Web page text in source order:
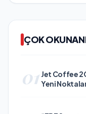
ÇOK
01 Jet Coffee
Yeni